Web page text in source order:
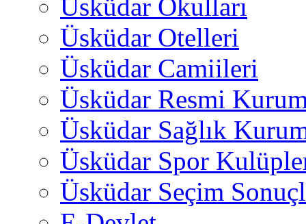
Üsküdar Okulları
Üsküdar Otelleri
Üsküdar Camiileri
Üsküdar Resmi
Üsküdar Sağlık
Üsküdar Spor
Üsküdar Seçim